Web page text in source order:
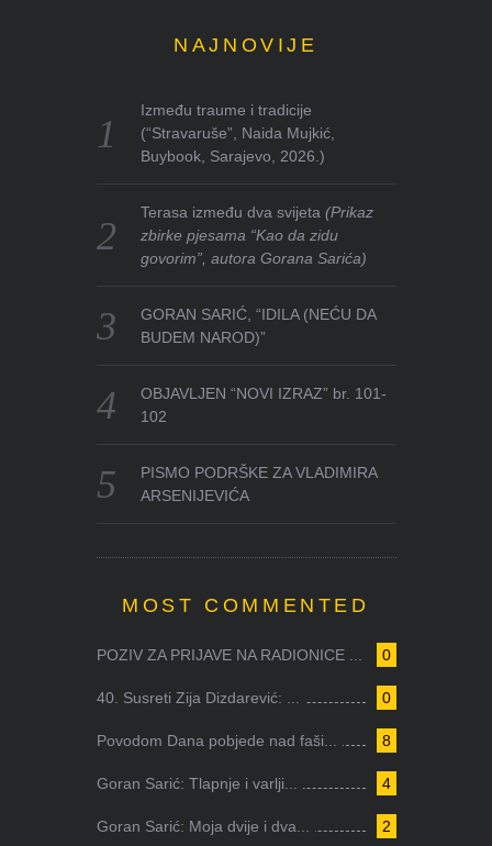
NAJNOVIJE
Između traume i tradicije
(“Stravaruše”, Naida Mujkić,
Buybook, Sarajevo, 2026.)
Terasa između dva svijeta(Prikaz
zbirke pjesama “Kao da zidu
govorim”, autora Gorana Sarića)
GORAN SARIĆ, “IDILA (NEĆU DA
BUDEM NAROD)”
OBJAVLJEN “NOVI IZRAZ” br. 101-
102
PISMO PODRŠKE ZA VLADIMIRA
ARSENIJEVIĆA
MOST COMMENTED
0
POZIV ZA PRIJAVE NA RADIONICE ...
0
40. Susreti Zija Dizdarević: ...
8
Povodom Dana pobjede nad faši...
4
Goran Sarić: Tlapnje i varlji...
2
Goran Sarić: Moja dvije i dva...